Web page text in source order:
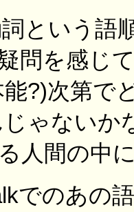
という語
問を感じ
?)次第で
ゃないか
人間の中
でのあの